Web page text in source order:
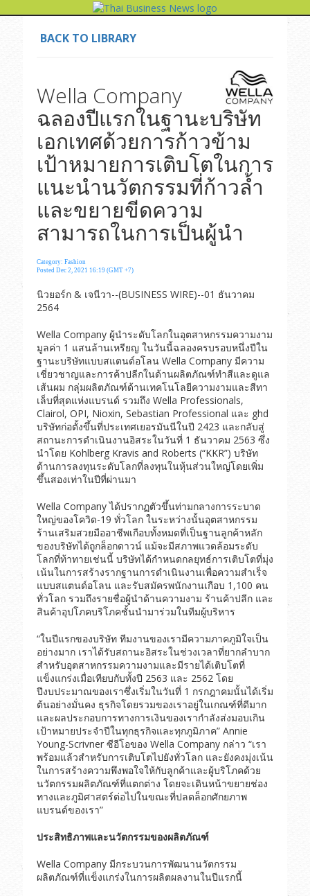
BACK TO LIBRARY
Wella Company
ฉลองปีแรกในฐานะบริษัท
เอกเทศด้วยการก้าวข้าม
เป้าหมายการเติบโตในการ
แนะนำนวัตกรรมที่ก้าวล้ำ
และขยายขีดความ
สามารถในการเป็นผู้นำ
Category: Fashion
Posted Dec 2, 2021 16:19 (GMT +7)
นิวยอร์ก & เจนีวา--(BUSINESS WIRE)--01 ธันวาคม
2564
Wella Company ผู้นำระดับโลกในอุตสาหกรรมความงาม
มูลค่า 1 แสนล้านเหรียญ ในวันนี้ฉลองครบรอบหนึ่งปีใน
ฐานะบริษัทแบบสแตนด์อโลน Wella Company มีความ
เชี่ยวชาญและการค้าปลีกในด้านผลิตภัณฑ์ทำสีและดูแล
เส้นผม กลุ่มผลิตภัณฑ์ด้านเทคโนโลยีความงามและสีทา
เล็บที่สุดแห่งแบรนด์ รวมถึง Wella Professionals,
Clairol, OPI, Nioxin, Sebastian Professional และ ghd
บริษัทก่อตั้งขึ้นที่ประเทศเยอรมันนีในปี 2423 และกลับสู่
สถานะการดำเนินงานอิสระในวันที่ 1 ธันวาคม 2563 ซึ่ง
นำโดย Kohlberg Kravis and Roberts (“KKR”) บริษัท
ด้านการลงทุนระดับโลกที่ลงทุนในหุ้นส่วนใหญ่โดยเพิ่ม
ขึ้นสองเท่าในปีที่ผ่านมา
Wella Company ได้ปรากฏตัวขึ้นท่ามกลางการระบาด
ใหญ่ของโควิด-19 ทั่วโลก ในระหว่างนั้นอุตสาหกรรม
ร้านเสริมสวยมืออาชีพเกือบทั้งหมดที่เป็นฐานลูกค้าหลัก
ของบริษัทได้ถูกล็อกดาวน์ แม้จะมีสภาพแวดล้อมระดับ
โลกที่ท้าทายเช่นนี้ บริษัทได้กำหนดกลยุทธ์การเติบโตที่มุ่ง
เน้นในการสร้างรากฐานการดำเนินงานเพื่อความสำเร็จ
แบบสแตนด์อโลน และรับสมัครพนักงานเกือบ 1,100 คน
ทั่วโลก รวมถึงรายชื่อผู้นำด้านความงาม ร้านค้าปลีก และ
สินค้าอุปโภคบริโภคชั้นนำมาร่วมในทีมผู้บริหาร
“ในปีแรกของบริษัท ทีมงานของเรามีความภาคภูมิใจเป็น
อย่างมาก เราได้รับสถานะอิสระในช่วงเวลาที่ยากลำบาก
สำหรับอุตสาหกรรมความงามและมีรายได้เติบโตที่
แข็งแกร่งเมื่อเทียบกับทั้งปี 2563 และ 2562 โดย
ปีงบประมาณของเราซึ่งเริ่มในวันที่ 1 กรกฎาคมนั้นได้เริ่ม
ต้นอย่างมั่นคง ธุรกิจโดยรวมของเราอยู่ในเกณฑ์ที่ดีมาก
และผลประกอบการทางการเงินของเรากำลังส่งมอบเกิน
เป้าหมายประจำปีในทุกธุรกิจและทุกภูมิภาค” Annie
Young-Scrivner ซีอีโอของ Wella Company กล่าว “เรา
พร้อมแล้วสำหรับการเติบโตไปยังทั่วโลก และยังคงมุ่งเน้น
ในการสร้างความพึงพอใจให้กับลูกค้าและผู้บริโภคด้วย
นวัตกรรมผลิตภัณฑ์ที่แตกต่าง โดยจะเดินหน้าขยายช่อง
ทางและภูมิศาสตร์ต่อไปในขณะที่ปลดล็อกศักยภาพ
แบรนด์ของเรา”
ประสิทธิภาพและนวัตกรรมของผลิตภัณฑ์
Wella Company มีกระบวนการพัฒนานวัตกรรม
ผลิตภัณฑ์ที่แข็งแกร่งในการผลิตผลงานในปีแรกนี้